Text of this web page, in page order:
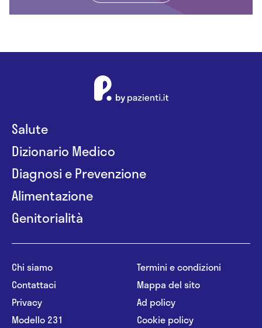
Salute
Dizionario Medico
Diagnosi e Prevenzione
Alimentazione
Genitorialità
Chi siamo
Contattaci
Privacy
Modello 231
Termini e condizioni
Mappa del sito
Ad policy
Cookie policy